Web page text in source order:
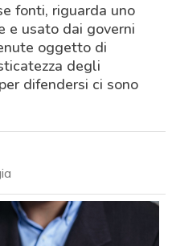
fonti, riguarda uno
e usato dai governi
oggetto di
degli
difendersi ci sono